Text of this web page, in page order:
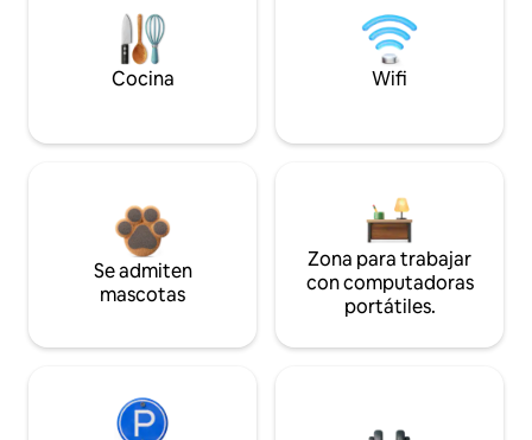
Cocina Wifi
Se admiten
mascotas
Zona para trabajar
con computadoras
portátiles.